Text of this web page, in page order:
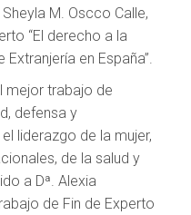
M. Oscco Calle,
“El derecho a la
en España”.
mejor trabajo de
defensa y
liderazgo de la mujer,
de la salud y
a Dª. Alexia
de Fin de Experto